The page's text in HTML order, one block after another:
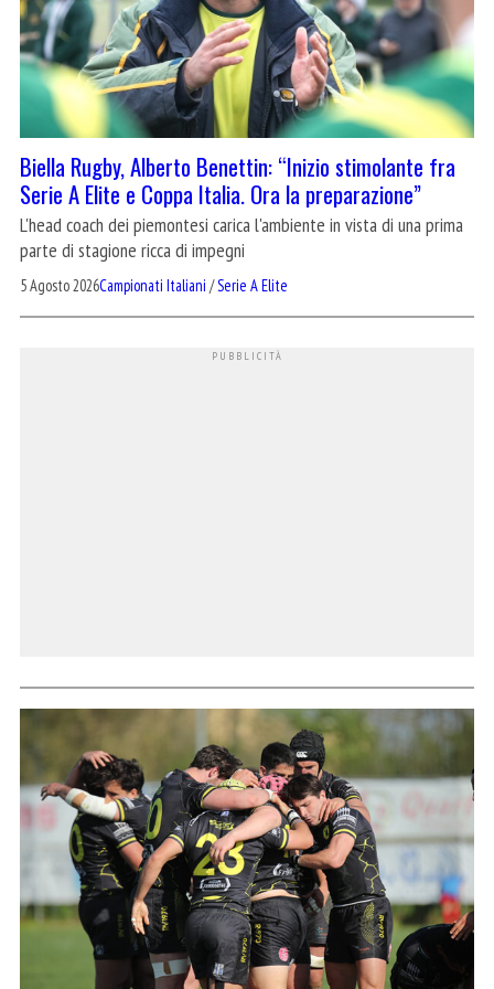
Biella Rugby, Alberto Benettin: “Inizio stimolante fra
Serie A Elite e Coppa Italia. Ora la preparazione”
L'head coach dei piemontesi carica l'ambiente in vista di una prima
parte di stagione ricca di impegni
5 Agosto 2026Campionati Italiani /Serie A Elite